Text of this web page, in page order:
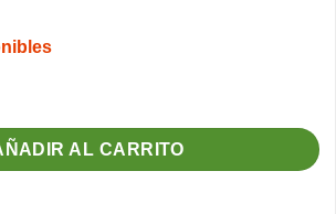
Alquitranado 55cm cantidad
AL CARRITO